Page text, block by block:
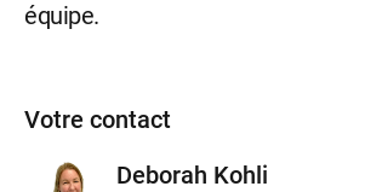
équipe.
Votre contact
Deborah Kohli